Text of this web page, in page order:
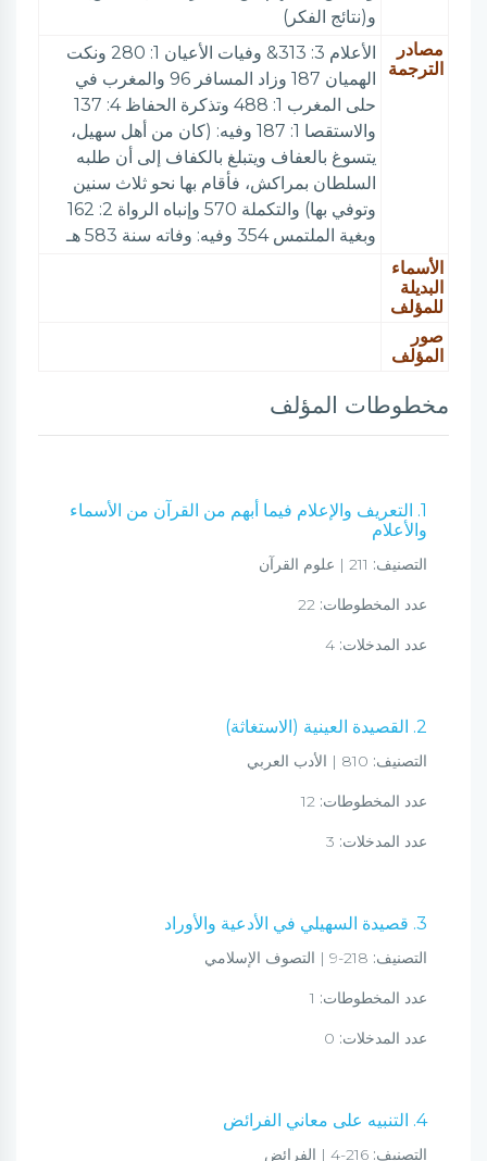
و(نتائج الفكر)
مصادر
الترجمة
الأعلام 3: 313& وفيات الأعيان 1: 280 ونكت
الهميان 187 وزاد المسافر 96 والمغرب في
حلى المغرب 1: 488 وتذكرة الحفاظ 4: 137
والاستقصا 1: 187 وفيه: (كان من أهل سهيل،
يتسوغ بالعفاف ويتبلغ بالكفاف إلى أن طلبه
السلطان بمراكش، فأقام بها نحو ثلاث سنين
وتوفي بها) والتكملة 570 وإنباه الرواة 2: 162
وبغية الملتمس 354 وفيه: وفاته سنة 583 هـ
الأسماء
البديلة
للمؤلف
صور
المؤلف
مخطوطات المؤلف
1. التعريف والإعلام فيما أبهم من القرآن من الأسماء
والأعلام
التصنيف:
عدد المخطوطات:
عدد المدخلات:
2. القصيدة العينية (الاستغاثة)
التصنيف:
عدد المخطوطات:
عدد المدخلات:
3. قصيدة السهيلي في الأدعية والأوراد
التصنيف:
عدد المخطوطات:
عدد المدخلات:
4. التنبيه على معاني الفرائض
التصنيف: